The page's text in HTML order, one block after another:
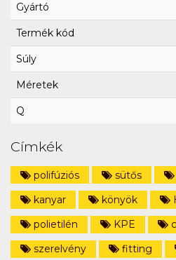
Gyártó
Termék kód
Súly
Méretek
Q
Címkék
polifúziós sütős
kanyar
könyök
polietilén
KPE
szerelvény
fitting